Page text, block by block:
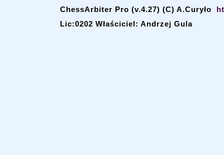
ChessArbiter Pro (v.4.27) (C) A.Curyło
Lic:0202 Właściciel: Andrzej Gula